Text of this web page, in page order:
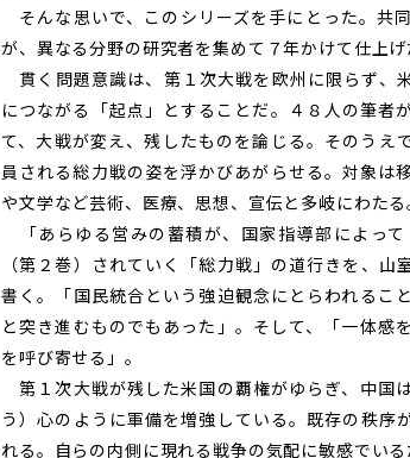
そんな思いで、このシリーズを手にとった。共
が、異なる分野の研究者を集めて７年かけて仕上げ
貫く問題意識は、第１次大戦を欧州に限らず、
につながる「起点」とすることだ。４８人の筆者
て、大戦が変え、残したものを論じる。そのうえ
員される総力戦の姿を浮かびあがらせる。対象は
や文学など芸術、医療、思想、宣伝と多岐にわたる
「あらゆる営みの蓄積が、国家指導部によって
（第２巻）されていく「総力戦」の道行きを、山
書く。「国民統合という強迫観念にとらわれるこ
と突き進むものでもあった」。そして、「一体感
を呼び寄せる」。
第１次大戦が残した米国の覇権がゆらぎ、中国
う）心のように軍備を増強している。既存の秩序
れる。自らの内側に現れる戦争の気配に敏感でい